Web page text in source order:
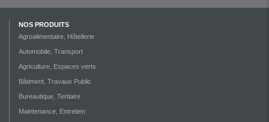
NOS PRODUITS
Agroalimentaire, Hôtellerie
Automobile, Transport
Agriculture, Espaces verts
Bâtiment, Travaux Public
Bureautique, Tertiaire
Maintenance, Entretien